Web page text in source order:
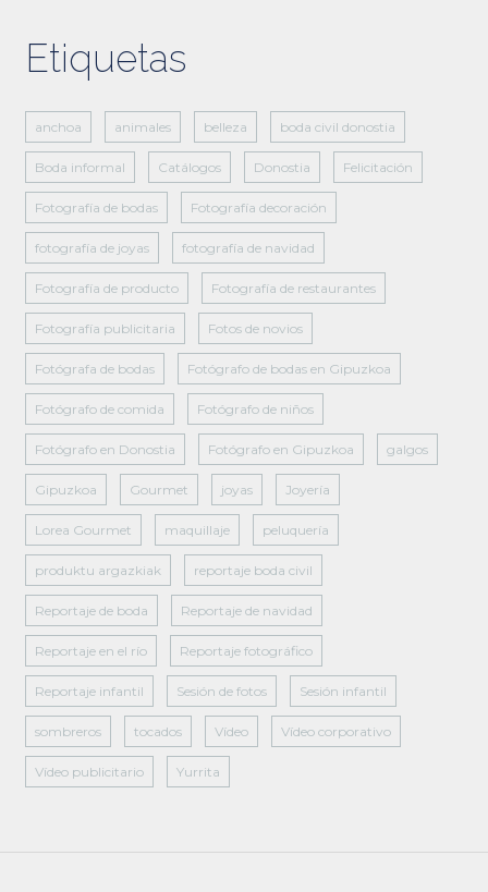
Etiquetas
anchoa animales belleza boda civil donostia
Boda informal Catálogos Donostia Felicitación
Fotografía de bodas Fotografía decoración
fotografía de joyas fotografía de navidad
Fotografía de producto Fotografía de restaurantes
Fotografía publicitaria Fotos de novios
Fotógrafa de bodas Fotógrafo de bodas en Gipuzkoa
Fotógrafo de comida Fotógrafo de niños
Fotógrafo en Donostia Fotógrafo en Gipuzkoa galgos
Gipuzkoa Gourmet joyas Joyería
Lorea Gourmet maquillaje peluquería
produktu argazkiak reportaje boda civil
Reportaje de boda Reportaje de navidad
Reportaje en el río Reportaje fotográfico
Reportaje infantil Sesión de fotos Sesión infantil
sombreros tocados Vídeo Vídeo corporativo
Vídeo publicitario Yurrita